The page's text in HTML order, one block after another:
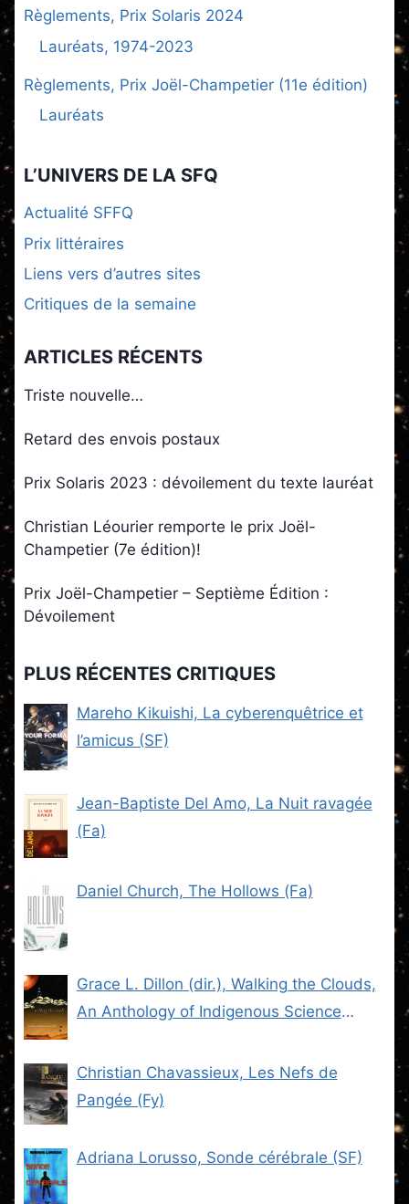
Règlements, Prix Solaris 2024
Lauréats, 1974-2023
Règlements, Prix Joël-Champetier (11e édition)
Lauréats
L’UNIVERS DE LA SFQ
Actualité SFFQ
Prix littéraires
Liens vers d’autres sites
Critiques de la semaine
ARTICLES RÉCENTS
Triste nouvelle…
Retard des envois postaux
Prix Solaris 2023 : dévoilement du texte lauréat
Christian Léourier remporte le prix Joël-
Champetier (7e édition)!
Prix Joël-Champetier – Septième Édition :
Dévoilement
PLUS RÉCENTES CRITIQUES
Mareho Kikuishi, La cyberenquêtrice et
l’amicus (SF)
Jean-Baptiste Del Amo, La Nuit ravagée
(Fa)
Daniel Church, The Hollows (Fa)
Grace L. Dillon (dir.), Walking the Clouds,
An Anthology of Indigenous Science
Christian Chavassieux, Les Nefs de
Pangée (Fy)
Adriana Lorusso, Sonde cérébrale (SF)